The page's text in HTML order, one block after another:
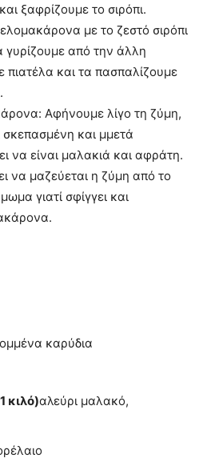
ξαφρίζουμε το σιρόπι.
µε το ζεστό σιρόπι
γυρίζουμε από την άλλη
και τα πασπαλίζουμε
Αφήνουμε λίγο τη ζύμη,
σκεπασμένη και µμετά
να είναι μαλακιά και αφράτη.
να μαζεύεται η ζύμη από το
γιατί σφίγγει και
καρύδια
κιλό)αλεύρι μαλακό,